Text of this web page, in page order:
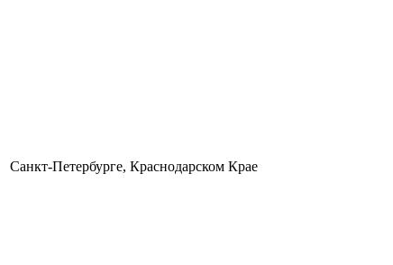
Петербурге, Краснодарском Крае